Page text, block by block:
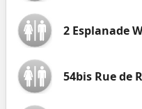
2 Esplanade
54bis Rue de